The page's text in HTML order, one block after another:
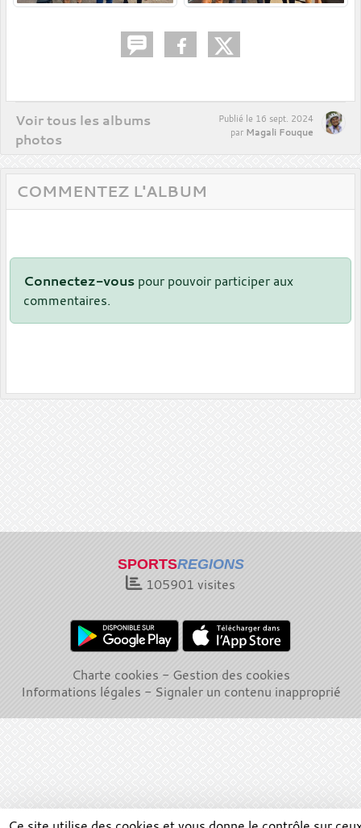
Voir tous les albums
photos
Publié le 16 sept. 2024
par Magali Fouque
COMMENTEZ L'ALBUM
Connectez-vous pour pouvoir participer aux
commentaires.
SPORTSREGIONS
105901 visites
Charte cookies
Gestion des cookies
Informations légales
Signaler un contenu inapproprié